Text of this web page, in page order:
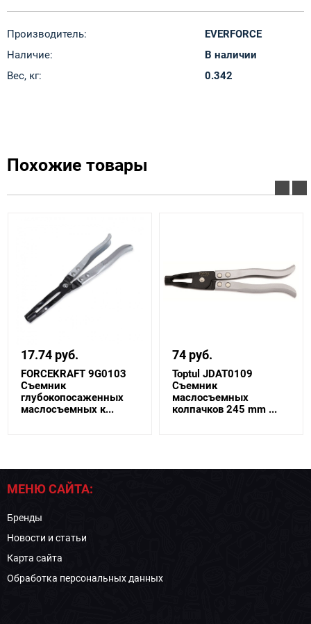
Производитель:
EVERFORCE
Наличие:
В наличии
Вес, кг:
0.342
Похожие товары
17.74 руб.
FORCEKRAFT 9G0103
Съемник
глубокопосаженных
маслосъемных к...
74 руб.
Toptul JDAT0109
Съемник
маслосъемных
колпачков 245 mm ...
МЕНЮ САЙТА:
Бренды
Новости и статьи
Карта сайта
Обработка персональных данных